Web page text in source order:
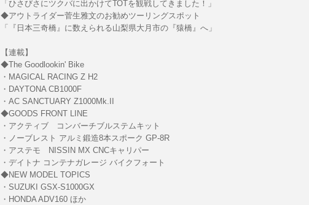
「ひさびさにツクバに出かけてТОТを観戦してきました！」
◆アウトライダー菅生雅文のお勧めツーリングスポット
「『日本三奇橋』に数えられる山梨県大月市の『猿橋』へ」
【連載】
◆The Goodlookin' Bike
・MAGICAL RACING Z H2
・DAYTONA CB1000F
・AC SANCTUARY Z1000Mk.II
◆GOODS FRONT LINE
・アクティブ コンバーチブルステムキット
・ノーブレスト アルミ鍛造8本スポーク GP-8R
・アステモ NISSIN MX CNCキャリパー
・デイトナ コンテナガレージ バイクフォート
◆NEW MODEL TOPICS
・SUZUKI GSX-S1000GX
・HONDA ADV160 ほか